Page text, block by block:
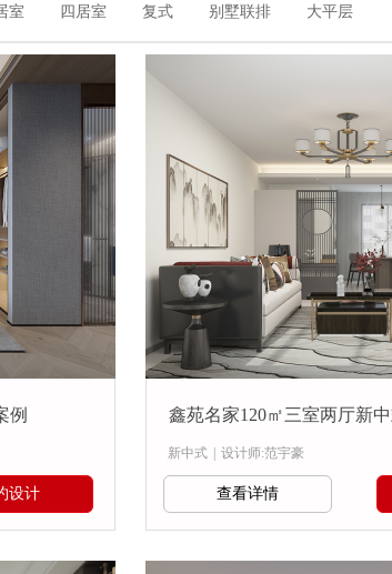
室 四居室 复式 别墅联排 大平层
例
设计
鑫苑名家120㎡三室两厅新中
新中式 设计师:范宇豪
查看详情